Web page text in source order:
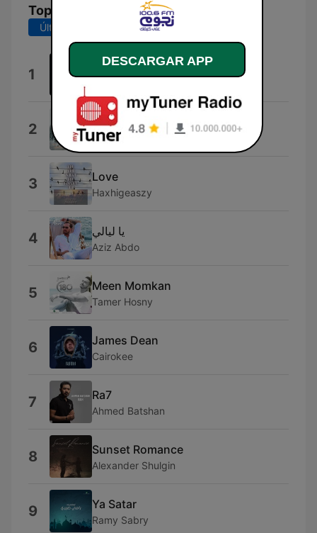
Top Canciones
Últimos 7 días Últimos 30 días
1 Alby
2 Ừ Thì Tôi Ế
Duy Tuyên
3 Love
Haxhigeaszy
4 يا ليالي
Aziz Abdo
5 Meen Momkan
Tamer Hosny
6 James Dean
Cairokee
7 Ra7
Ahmed Batshan
8 Sunset Romance
Alexander Shulgin
9 Ya Satar
Ramy Sabry
DESCARGAR APP